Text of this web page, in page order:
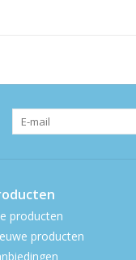
producten
producten